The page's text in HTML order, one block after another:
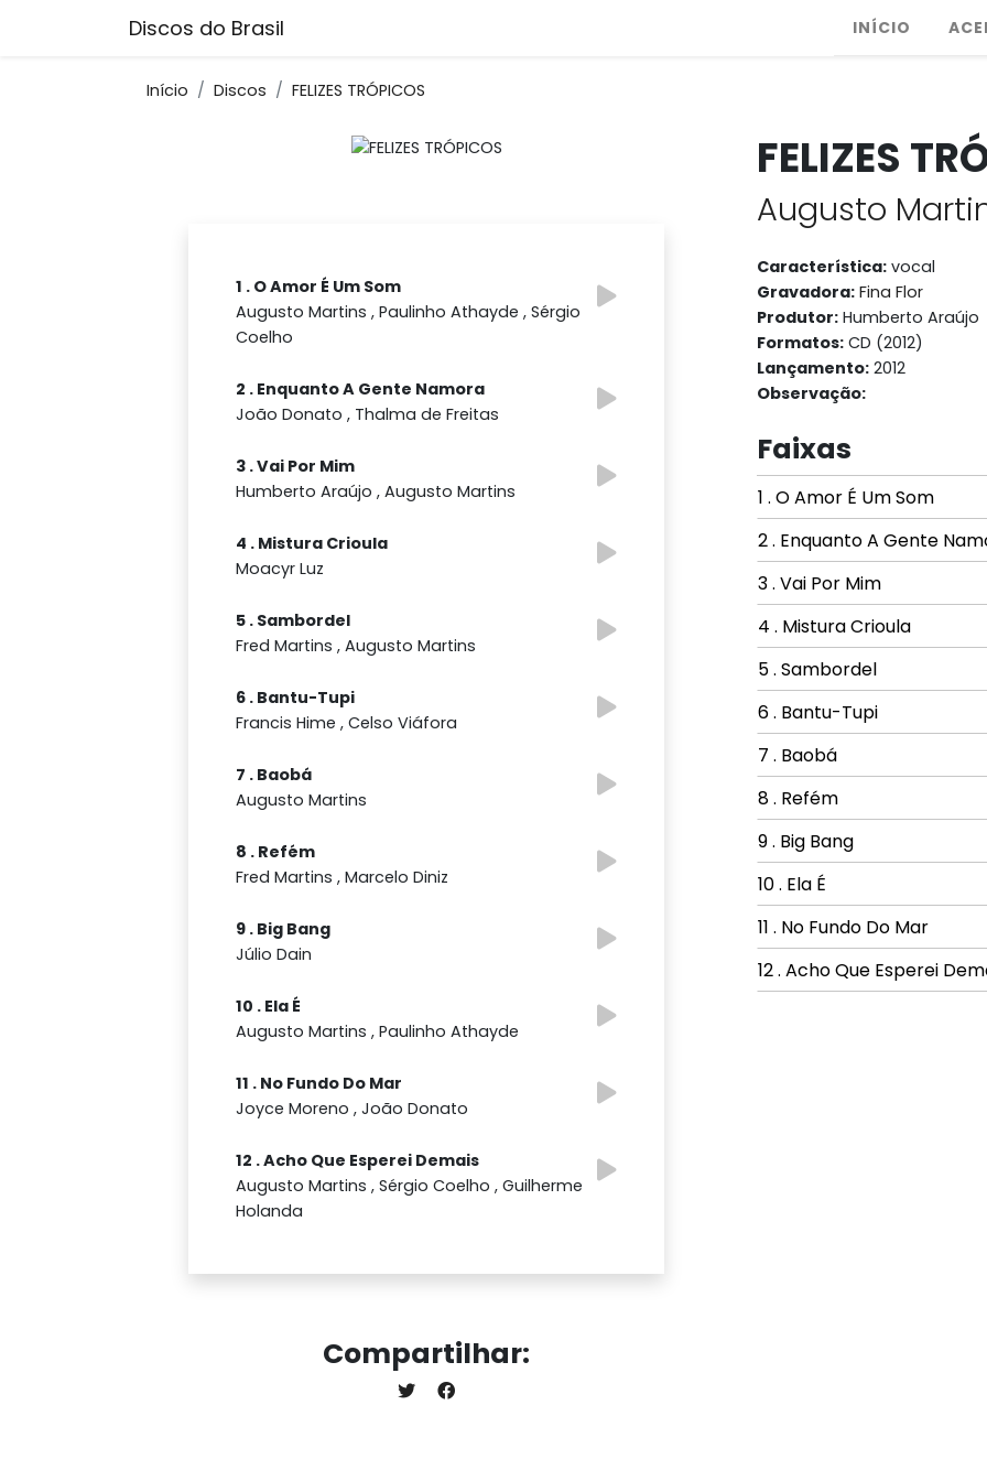
Discos do Brasil INÍCIO
Início Discos FELIZES TRÓPICOS
1 . O Amor É Um Som
Augusto Martins , Paulinho Athayde , Sérgio
Coelho
2 . Enquanto A Gente Namora
João Donato , Thalma de Freitas
3 . Vai Por Mim
Humberto Araújo , Augusto Martins
4 . Mistura Crioula
Moacyr Luz
5 . Sambordel
Fred Martins , Augusto Martins
6 . Bantu-Tupi
Francis Hime , Celso Viáfora
7 . Baobá
Augusto Martins
8 . Refém
Fred Martins , Marcelo Diniz
9 . Big Bang
Júlio Dain
10 . Ela É
Augusto Martins , Paulinho Athayde
11 . No Fundo Do Mar
Joyce Moreno , João Donato
12 . Acho Que Esperei Demais
Augusto Martins , Sérgio Coelho , Guilherme
Holanda
Compartilhar:
FELIZES
Augusto
Característica: vocal
Gravadora: Fina Flor
Produtor: Humberto Araújo
Formatos: CD (2012)
Lançamento: 2012
Observação:
Faixas
1 . O Amor É Um Som
2 . Enquanto A Gente
3 . Vai Por Mim
4 . Mistura Crioula
5 . Sambordel
6 . Bantu-Tupi
7 . Baobá
8 . Refém
9 . Big Bang
10 . Ela É
11 . No Fundo Do Mar
12 . Acho Que Esperei